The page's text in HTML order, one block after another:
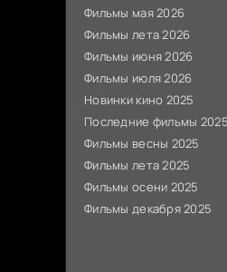
Фильмы мая 2026
Фильмы лета 2026
Фильмы июня 2026
Фильмы июля 2026
Новинки кино 2025
Последние фильмы 2025
Фильмы весны 2025
Фильмы лета 2025
Фильмы осени 2025
Фильмы декабря 2025